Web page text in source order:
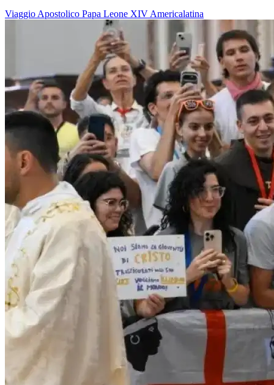
Viaggio Apostolico Papa Leone XIV Americalatina